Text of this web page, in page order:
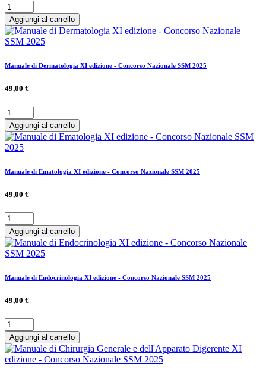
Aggiungi al carrello
Manuale di Dermatologia XI edizione - Concorso Nazionale SSM 2025
49,00 €
Aggiungi al carrello
Manuale di Ematologia XI edizione - Concorso Nazionale SSM 2025
49,00 €
Aggiungi al carrello
Manuale di Endocrinologia XI edizione - Concorso Nazionale SSM 2025
49,00 €
Aggiungi al carrello